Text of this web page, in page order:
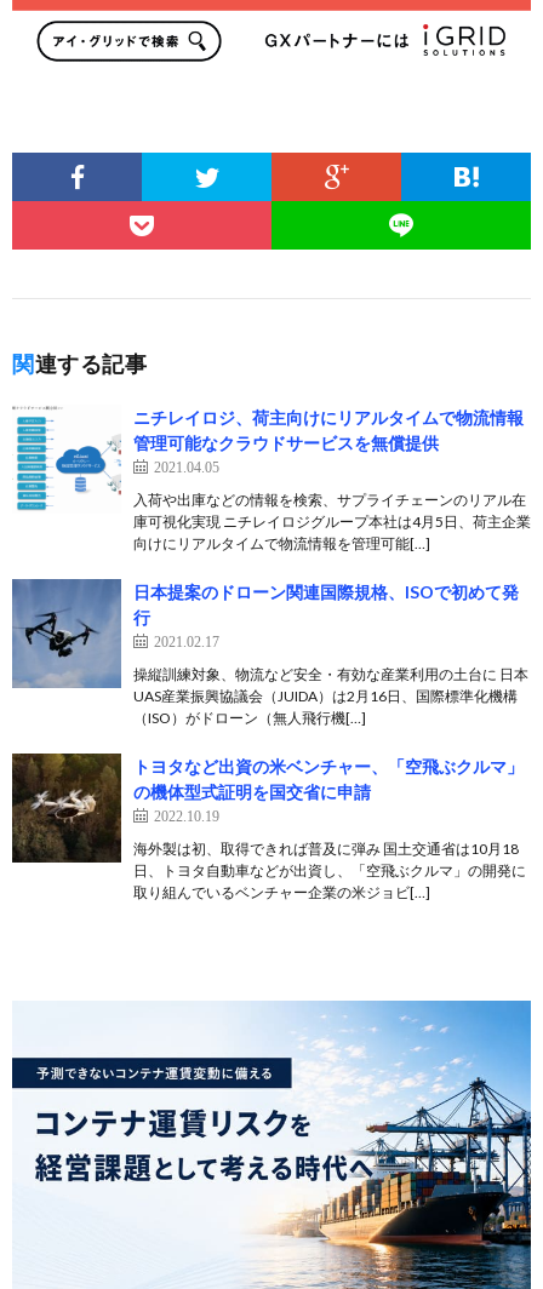
関連する記事
ニチレイロジ、荷主向けにリアルタイムで物流情報
管理可能なクラウドサービスを無償提供
2021.04.05
入荷や出庫などの情報を検索、サプライチェーンのリアル在
庫可視化実現 ニチレイロジグループ本社は4月5日、荷主企業
向けにリアルタイムで物流情報を管理可能[…]
日本提案のドローン関連国際規格、ISOで初めて発
行
2021.02.17
操縦訓練対象、物流など安全・有効な産業利用の土台に 日本
UAS産業振興協議会（JUIDA）は2月16日、国際標準化機構
（ISO）がドローン（無人飛行機[…]
トヨタなど出資の米ベンチャー、「空飛ぶクルマ」
の機体型式証明を国交省に申請
2022.10.19
海外製は初、取得できれば普及に弾み 国土交通省は10月18
日、トヨタ自動車などが出資し、「空飛ぶクルマ」の開発に
取り組んでいるベンチャー企業の米ジョビ[…]